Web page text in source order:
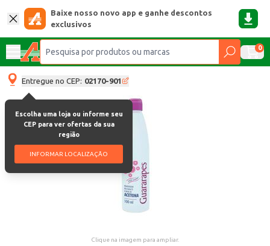
Baixe nosso novo app e ganhe descontos
exclusivos
0
Entregue no CEP: 02170-901
Escolha uma loja ou informe seu
CEP para ver ofertas da sua
região
INFORMAR LOCALIZAÇÃO
Clique na imagem para ampliar.